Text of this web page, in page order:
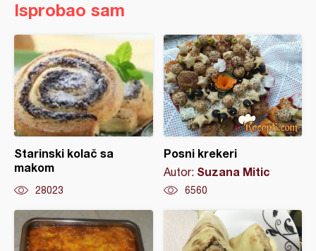
Isprobao sam
Starinski kolač sa
makom
28023
Posni krekeri
Autor: Suzana Mitic
6560